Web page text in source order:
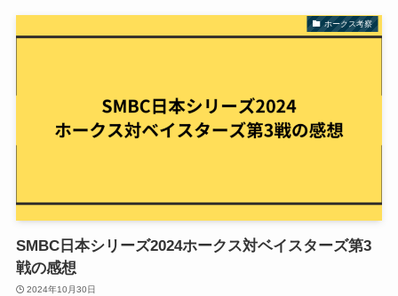
ホークス考察
SMBC日本シリーズ2024ホークス対ベイスターズ第3
戦の感想
2024年10月30日